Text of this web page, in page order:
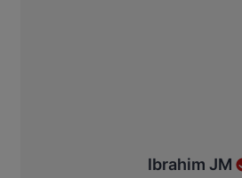
Ibrahim JM